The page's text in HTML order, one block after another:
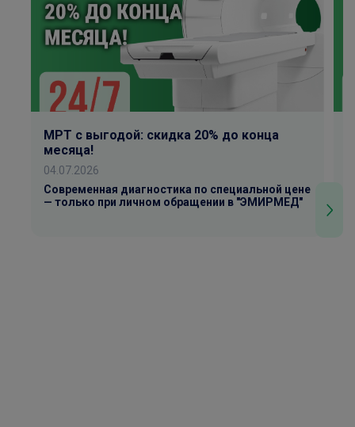
МРТ с выгодой: скидка 20% до конца
месяца!
04.07.2026
Современная диагностика по специальной цене
— только при личном обращении в "ЭМИРМЕД"